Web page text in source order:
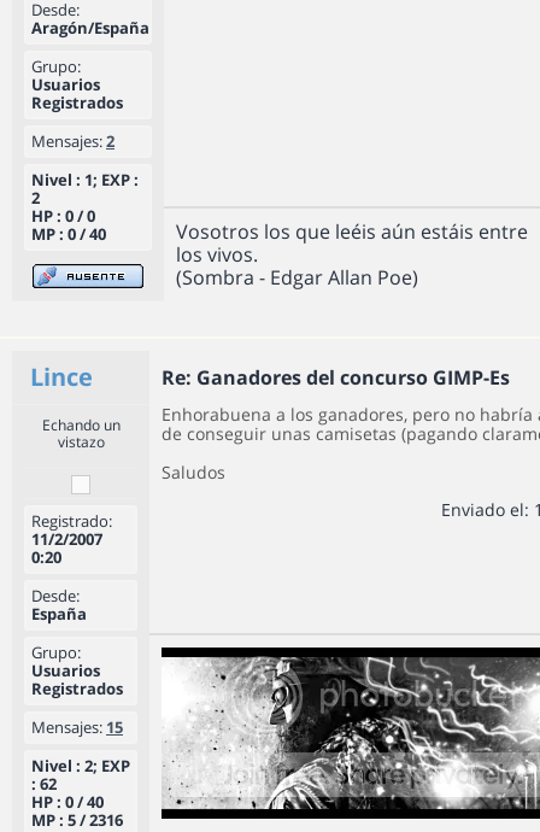
Desde:
Aragón/España
Grupo:
Usuarios
Registrados
Mensajes:2
Nivel : 1; EXP :
2
HP : 0 / 0
MP : 0 / 40
Vosotros los que leéis aún estáis entre
los vivos.
(Sombra - Edgar Allan Poe)
Lince Re: Ganadores del concurso GIMP-Es
Echando un
vistazo
Registrado:
11/2/2007
0:20
Desde:
España
Grupo:
Usuarios
Registrados
Mensajes: 15
Nivel : 2; EXP
: 62
HP : 0 / 40
MP : 5 / 2316
Enhorabuena a los ganadores, pero no
de conseguir unas camisetas (pagando
Saludos
Enviado el: